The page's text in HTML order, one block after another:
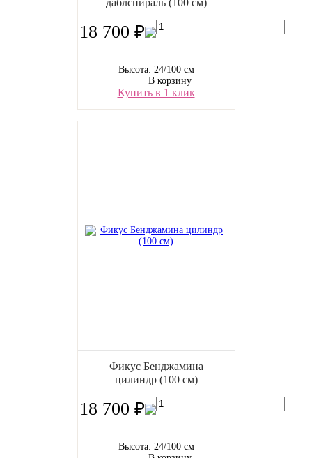
18 700 ₽
Высота: 24/100 см
В корзину
Купить в 1 клик
Фикус Бенджамина
цилиндр (100 см)
18 700 ₽
Высота: 24/100 см